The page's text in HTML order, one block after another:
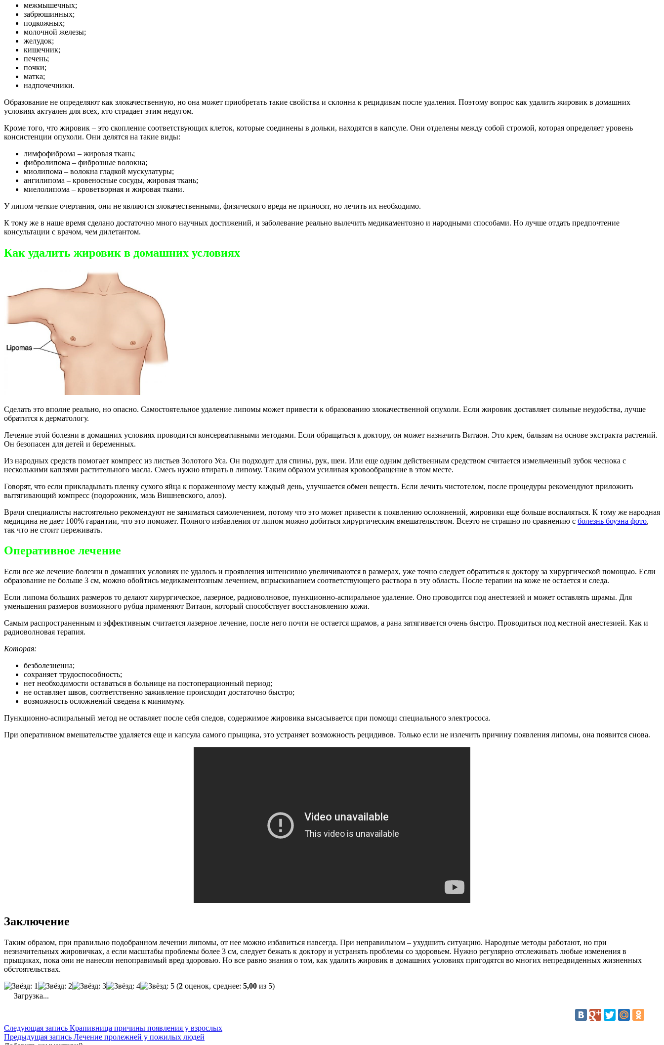
межмышечных;
забрюшинных;
подкожных;
молочной железы;
желудок;
кишечник;
печень;
почки;
матка;
надпочечники.
Образование не определяют как злокачественную, но она может приобретать такие свойства и склонна к рецидивам после удаления. Поэтому вопрос как удалить жировик в домашних
условиях актуален для всех, кто страдает этим недугом.
Кроме того, что жировик – это скопление соответствующих клеток, которые соединены в дольки, находятся в капсуле. Они отделены между собой стромой, которая определяет уровень
консистенции опухоли. Они делятся на такие виды:
лимфофиброма – жировая ткань;
фибролипома – фиброзные волокна;
миолипома – волокна гладкой мускулатуры;
ангилипома – кровеносные сосуды, жировая ткань;
миелолипома – кроветворная и жировая ткани.
У липом четкие очертания, они не являются злокачественными, физического вреда не приносят, но лечить их необходимо.
К тому же в наше время сделано достаточно много научных достижений, и заболевание реально вылечить медикаментозно и народными способами. Но лучше отдать предпочтение
консультации с врачом, чем дилетантом.
Как удалить жировик в домашних условиях
Сделать это вполне реально, но опасно. Самостоятельное удаление липомы может привести к образованию злокачественной опухоли. Если жировик доставляет сильные неудобства, лучше
обратится к дерматологу.
Лечение этой болезни в домашних условиях проводится консервативными методами. Если обращаться к доктору, он может назначить Витаон. Это крем, бальзам на основе экстракта растений.
Он безопасен для детей и беременных.
Из народных средств помогает компресс из листьев Золотого Уса. Он подходит для спины, рук, шеи. Или еще одним действенным средством считается измельченный зубок чеснока с
несколькими каплями растительного масла. Смесь нужно втирать в липому. Таким образом усиливая кровообращение в этом месте.
Говорят, что если прикладывать пленку сухого яйца к пораженному месту каждый день, улучшается обмен веществ. Если лечить чистотелом, после процедуры рекомендуют приложить
вытягивающий компресс (подорожник, мазь Вишневского, алоэ).
Врачи специалисты настоятельно рекомендуют не заниматься самолечением, потому что это может привести к появлению осложнений, жировики еще больше воспаляться. К тому же народная
медицина не дает 100% гарантии, что это поможет. Полного избавления от липом можно добиться хирургическим вмешательством. Всеэто не страшно по сравнению с болезнь боуэна фото,
так что не стоит переживать.
Оперативное лечение
Если все же лечение болезни в домашних условиях не удалось и проявления интенсивно увеличиваются в размерах, уже точно следует обратиться к доктору за хирургической помощью. Если
образование не больше 3 см, можно обойтись медикаментозным лечением, впрыскиванием соответствующего раствора в эту область. После терапии на коже не остается и следа.
Если липома больших размеров то делают хирургическое, лазерное, радиоволновое, пункционно-аспиральное удаление. Оно проводится под анестезией и может оставлять шрамы. Для
уменьшения размеров возможного рубца применяют Витаон, который способствует восстановлению кожи.
Самым распространенным и эффективным считается лазерное лечение, после него почти не остается шрамов, а рана затягивается очень быстро. Проводиться под местной анестезией. Как и
радиоволновая терапия.
Которая:
безболезненна;
сохраняет трудоспособность;
нет необходимости оставаться в больнице на постоперационный период;
не оставляет швов, соответственно заживление происходит достаточно быстро;
возможность осложнений сведена к минимуму.
Пункционно-аспиральный метод не оставляет после себя следов, содержимое жировика высасывается при помощи специального электрососа.
При оперативном вмешательстве удаляется еще и капсула самого прыщика, это устраняет возможность рецидивов. Только если не излечить причину появления липомы, она появится снова.
Заключение
Таким образом, при правильно подобранном лечении липомы, от нее можно избавиться навсегда. При неправильном – ухудшить ситуацию. Народные методы работают, но при
незначительных жировичках, а если масштабы проблемы более 3 см, следует бежать к доктору и устранять проблемы со здоровьем. Нужно регулярно отслеживать любые изменения в
прыщиках, пока они не нанесли непоправимый вред здоровью. Но все равно знания о том, как удалить жировик в домашних условиях пригодятся во многих непредвиденных жизненных
обстоятельствах.
(2 оценок, среднее: 5,00 из 5)
Загрузка...
Следующая запись Крапивница причины появления у взрослых
Предыдущая запись Лечение пролежней у пожилых людей